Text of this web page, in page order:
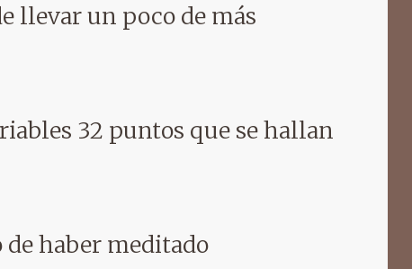
llevar un poco de más
32 puntos que se hallan
de haber meditado